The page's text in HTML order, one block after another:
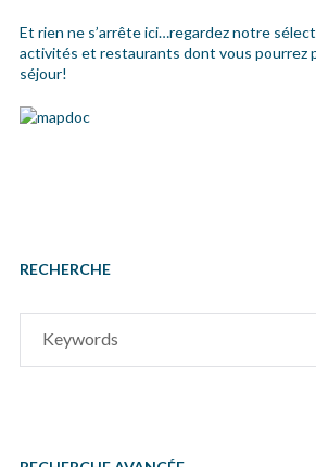
Et rien ne s’arrête ici…regardez notre
activités et restaurants dont vous pourrez
séjour!
RECHERCHE